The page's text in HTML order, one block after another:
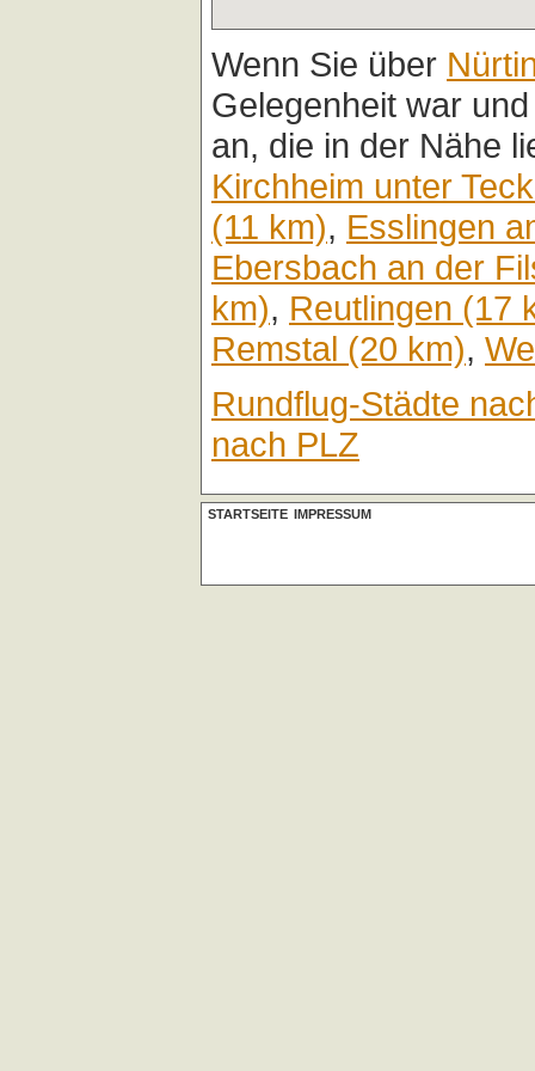
Wenn Sie über
Gelegenheit war
an, die in der Nähe
Kirchheim unter
(11 km), Esslingen
Ebersbach an der
km), Reutlingen (17
Remstal (20 km),
Rundflug-Städte
nach PLZ
STARTSEITE IMPRESSUM